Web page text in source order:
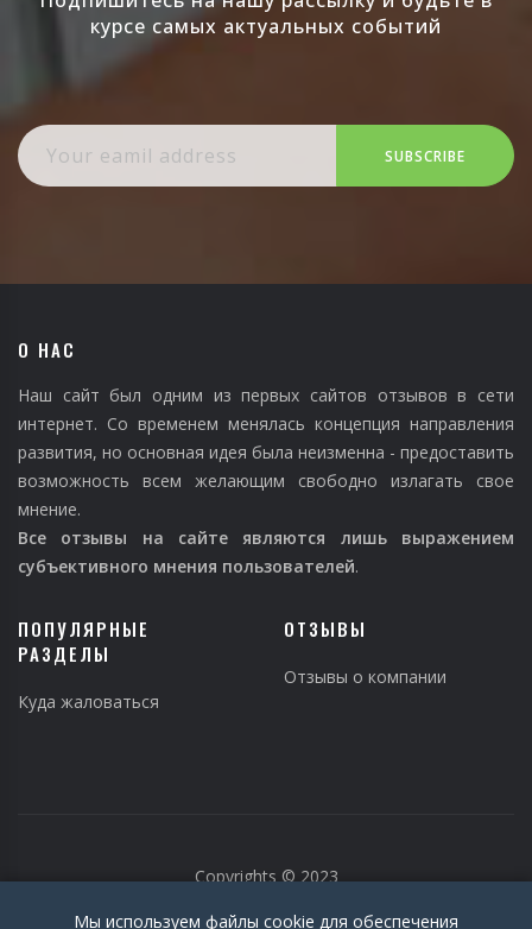
курсе самых актуальных событий
SUBSCRIBE
О НАС
Наш сайт был одним из первых сайтов отзывов в сети
интернет. Со временем менялась концепция направления
развития, но основная идея была неизменна - предоставить
возможность всем желающим свободно излагать свое
мнение.
Все отзывы на сайте являются лишь выражением
субъективного мнения пользователей.
ПОПУЛЯРНЫЕ
РАЗДЕЛЫ
Куда жаловаться
ОТЗЫВЫ
Отзывы о компании
Copyrights © 2023
Мы используем файлы cookie для обеспечения